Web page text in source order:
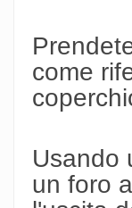
come
Usando
un foro